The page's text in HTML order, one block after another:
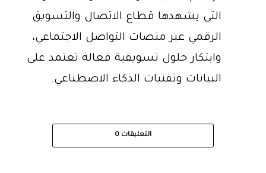
التي يشهدها قطاع الاتصال والتسويق
الرقمي عبر منصات التواصل الاجتماعي،
وابتكار حلول تسويقية فعالة تعتمد على
البيانات وتقنيات الذكاء الاصطناعي.
التعليقات 0